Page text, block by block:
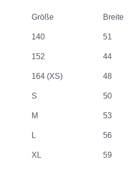
Größe Breite
140 51
152 44
164 (XS) 48
S 50
M 53
L 56
XL 59